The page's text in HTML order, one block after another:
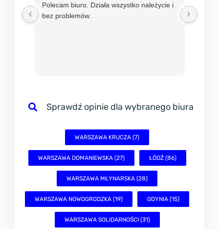
Polecam biuro. Działa wszystko należycie i
bez problemów.
Sprawdź opinie dla wybranego biura
WARSZAWA KRUCZA (7)
WARSZAWA DOMANIEWSKA (27) ŁÓDŹ (86)
WARSZAWA MŁYNARSKA (28)
WARSZAWA NOWOGRODZKA (19) GDYNIA (15)
WARSZAWA SOLIDARNOŚCI (31)